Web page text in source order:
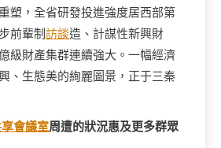
塑，全省研發投進強度居西部第
前輩制訪談造、計謀性新興財
級財產集群連續強大。一幅經濟
、生態美的絢麗圖景，正于三秦
會議室周遭的狀況惠及更多群眾